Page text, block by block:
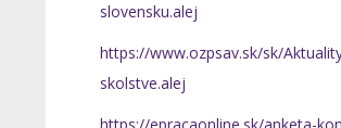
slovensku.alej
https://www.ozpsav.sk/sk/
skolstve.alej